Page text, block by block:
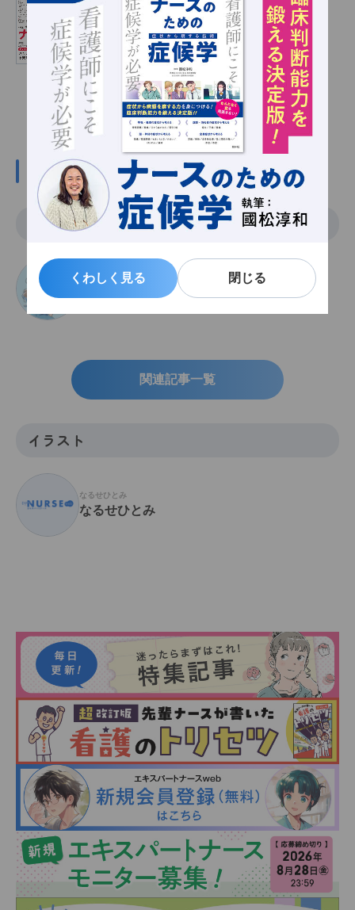
くわしく見る 閉じる
くわしく見る 閉じる
発売日：2024/03/19
雑誌の詳細情報へ
この記事の関係者
執筆
えきすぱーとなーすへんしゅうしつ
エキスパートナース編集室
関連記事一覧
イラスト
なるせひとみ
なるせひとみ